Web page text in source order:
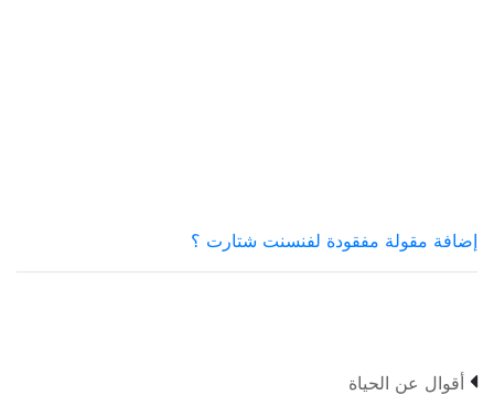
إضافة مقولة مفقودة لفنسنت شتارت ؟
 أقوال عن الحياة